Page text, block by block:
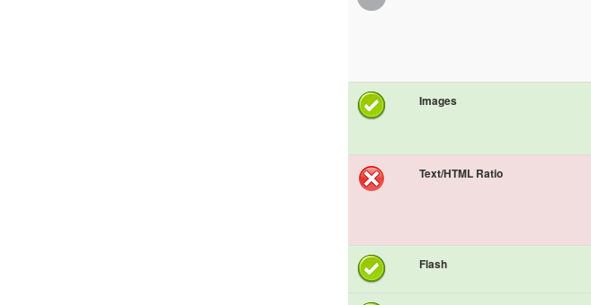
Images
Text/HTML Ratio
Flash